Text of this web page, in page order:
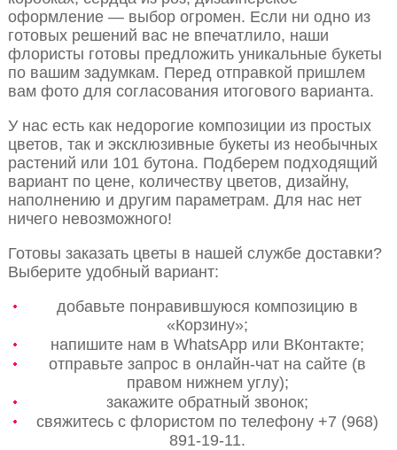
оформление — выбор огромен. Если ни одно из
готовых решений вас не впечатлило, наши
флористы готовы предложить уникальные букеты
по вашим задумкам. Перед отправкой пришлем
вам фото для согласования итогового варианта.
У нас есть как недорогие композиции из простых
цветов, так и эксклюзивные букеты из необычных
растений или 101 бутона. Подберем подходящий
вариант по цене, количеству цветов, дизайну,
наполнению и другим параметрам. Для нас нет
ничего невозможного!
Готовы заказать цветы в нашей службе доставки?
Выберите удобный вариант:
добавьте понравившуюся композицию в
«Корзину»;
напишите нам в WhatsApp или ВКонтакте;
отправьте запрос в онлайн-чат на сайте (в
правом нижнем углу);
закажите обратный звонок;
свяжитесь с флористом по телефону +7 (968)
891-19-11.